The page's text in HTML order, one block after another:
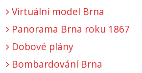
Virtuální model Brna
Panorama Brna roku 1867
Dobové plány
Bombardování Brna